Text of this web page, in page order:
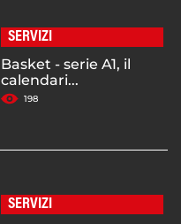
SERVIZI
Basket - serie A1, il
calendari...
198
SERVIZI